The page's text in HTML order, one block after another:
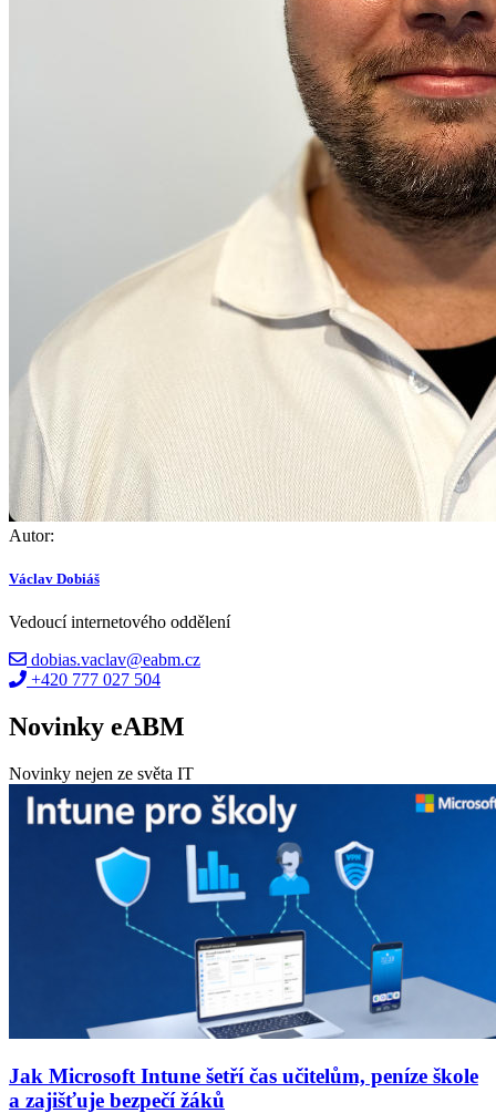
Autor:
Václav Dobiáš
Vedoucí internetového oddělení
dobias.vaclav@eabm.cz
+420 777 027 504
Novinky eABM
Novinky nejen ze světa IT
Jak Microsoft Intune šetří čas učitelům, peníze škole
a zajišťuje bezpečí žáků